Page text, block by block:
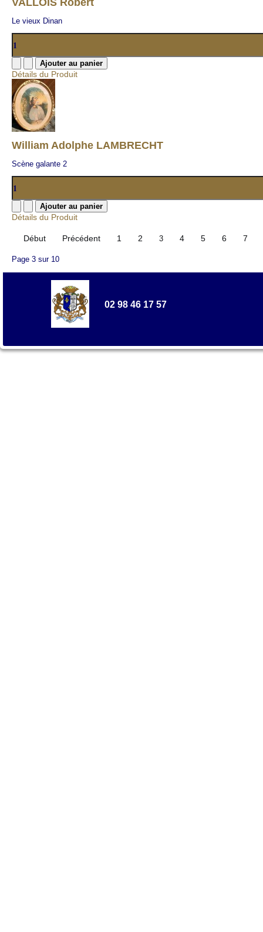
VALLOIS Robert
Le vieux Dinan
Détails du Produit
William Adolphe LAMBRECHT
Scène galante 2
Détails du Produit
Début Précédent 1 2 3 4 5 6 7
Page 3 sur 10
02 98 46 17 57